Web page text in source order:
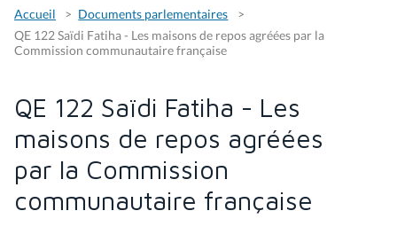
Accueil
Documents parlementaires
QE 122 Saïdi Fatiha - Les maisons de repos agréées par la
Commission communautaire française
QE 122 Saïdi Fatiha - Les
maisons de repos agréées
par la Commission
communautaire française